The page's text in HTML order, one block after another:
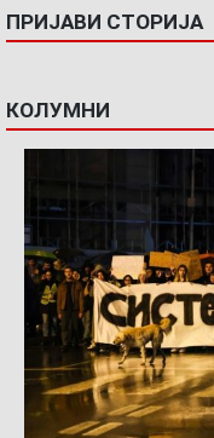
ПРИЈАВИ СТОРИЈА
КОЛУМНИ